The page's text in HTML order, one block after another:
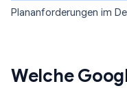
Plananforderungen im
Welche